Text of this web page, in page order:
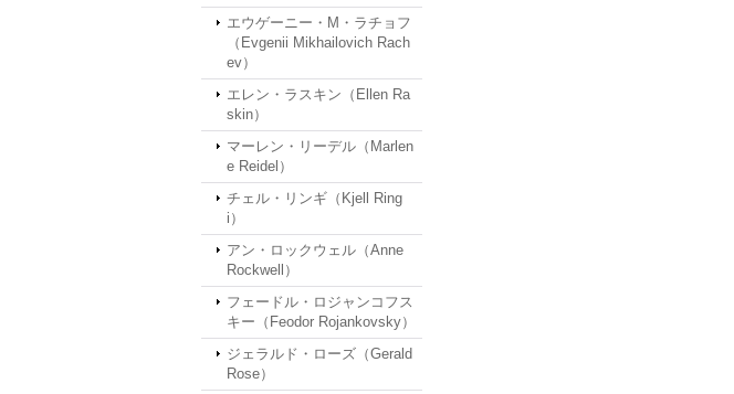
エウゲーニー・M・ラチョフ
（Evgenii Mikhailovich Rach
ev）
エレン・ラスキン（Ellen Ra
skin）
マーレン・リーデル（Marlen
e Reidel）
チェル・リンギ（Kjell Ring
i）
アン・ロックウェル（Anne
Rockwell）
フェードル・ロジャンコフス
キー（Feodor Rojankovsky）
ジェラルド・ローズ（Gerald
Rose）